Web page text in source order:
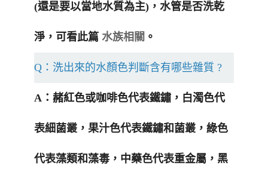
(還是要以當地水質為主)，水管是否洗乾
淨，可看此篇 水族相關 。
Q：洗出來的水顏色判斷含有哪些雜質 ?
A：赭紅色或咖啡色代表鐵鏽，白濁色代
表細菌叢，果汁色代表鐵鏽和菌叢，綠色
代表藻類和藻毒，中藥色代表重金屬，黑